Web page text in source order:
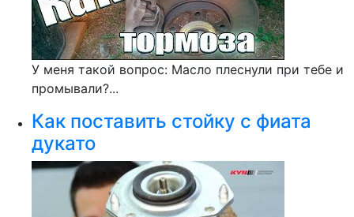
У меня такой вопрос: Масло плеснули при тебе и
промывали?...
Как поставить стойку с фиата
дукато